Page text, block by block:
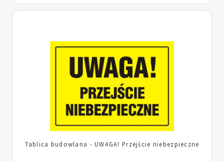
Tablica budowlana - UWAGA! Przejście niebezpieczne